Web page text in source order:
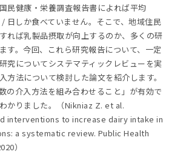
民健康・栄養調査報告書によれば平均
日しか食べていません。そこで、地域住民
れば乳製品摂取が向上するのか、多くの研
す。今回、これら研究報告について、一定
究についてシステマティックレビューを実
方法について検討した論文を紹介します。
の介入方法を組み合わせること」が有効で
かりました。（Nikniaz Z. et al.
interventions to increase dairy intake in
a systematic review. Public Health
）